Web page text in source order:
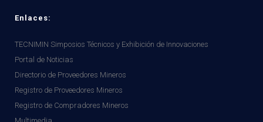
Enlaces:
TECNIMIN Simposios Técnicos y Exhibición de Innovaciones
Portal de Noticias
Directorio de Proveedores Mineros
Registro de Proveedores Mineros
Registro de Compradores Mineros